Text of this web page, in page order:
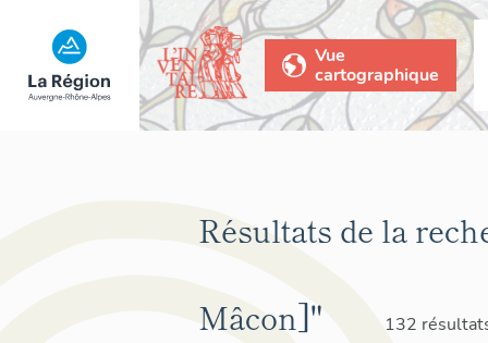
Vue
cartographique
Résultats de la
Mâcon]"
132